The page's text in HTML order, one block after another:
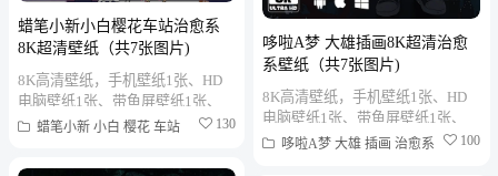
蜡笔小新小白樱花车站治愈系
8K超清壁纸（共7张图片)
8K高清壁纸，手机壁纸1张、HD
电脑壁纸1张、带鱼屏壁纸1张、
折叠屏壁纸1张、MAC笔记本壁纸
蜡笔小新 小白 樱花 车站 130
哆啦A梦 大雄插画8K超清治愈
系壁纸（共7张图片)
8K高清壁纸，手机壁纸1张、HD
电脑壁纸1张、带鱼屏壁纸1张、
折叠屏壁纸1张、MAC笔记本壁纸
哆啦A梦 大雄 插画 治愈系 100